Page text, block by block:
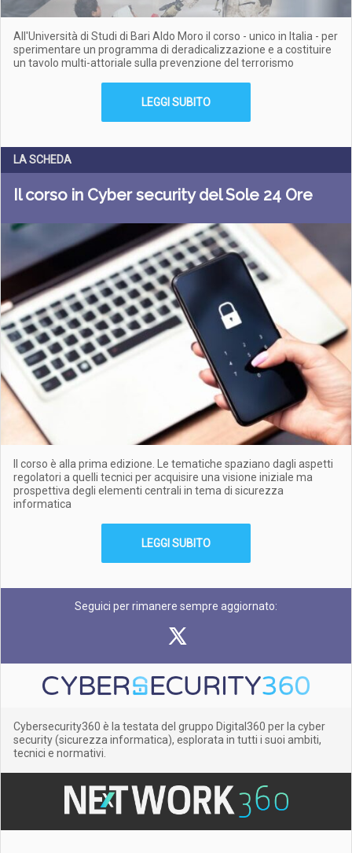
All'Università di Studi di Bari Aldo Moro il corso - unico in Italia - per
sperimentare un programma di deradicalizzazione e a costituire
un tavolo multi-attoriale sulla prevenzione del terrorismo
LEGGI SUBITO
LA SCHEDA
Il corso in Cyber security del Sole 24 Ore
Il corso è alla prima edizione. Le tematiche spaziano dagli aspetti
regolatori a quelli tecnici per acquisire una visione iniziale ma
prospettiva degli elementi centrali in tema di sicurezza
informatica
LEGGI SUBITO
Seguici per rimanere sempre aggiornato:
Cybersecurity360 è la testata del gruppo Digital360 per la cyber
security (sicurezza informatica), esplorata in tutti i suoi ambiti,
tecnici e normativi.